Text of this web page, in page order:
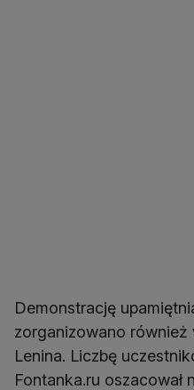
Demonstrację
zorganizowano również
Lenina. Liczbę
Fontanka.ru oszacował